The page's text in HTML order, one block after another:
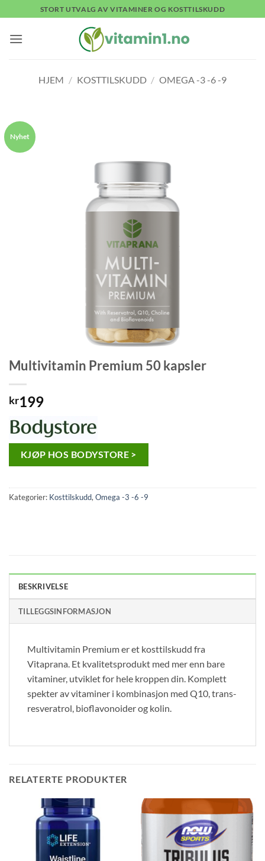
to
content
STORT UTVALG AV VITAMINER OG KOSTTILSKUDD
HJEM / KOSTTILSKUDD / OMEGA -3 -6 -9
Multivitamin Premium 50 kapsler
kr199
KJØP HOS BODYSTORE >
Kategorier: Kosttilskudd,Omega -3 -6 -9
BESKRIVELSE
TILLEGGSINFORMASJON
Multivitamin Premium er et kosttilskudd fra
Vitaprana. Et kvalitetsprodukt med mer enn bare
vitaminer, utviklet for hele kroppen din. Komplett
spekter av vitaminer i kombinasjon med Q10, trans-
resveratrol, bioflavonoider og kolin.
RELATERTE PRODUKTER